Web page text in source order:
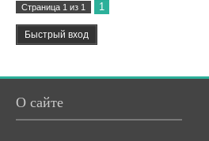
Страница 1 из 1 1
О сайте